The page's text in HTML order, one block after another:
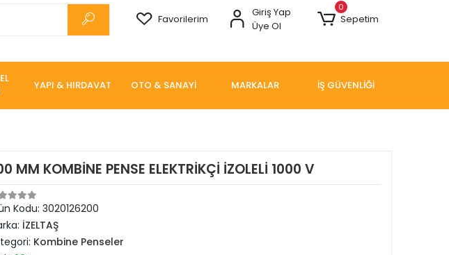
Favorilerim
Giriş Yap
Üye Ol
0
Sepetim
YAPI & HIRDAVAT OTO & SANAYİ MARKALAR İŞ GÜVENLİĞİ
MM KOMBİNE PENSE ELEKTRİKÇİ İZOLELİ 1000 V
Kodu: 3020126200
İZELTAŞ
Kombine Penseler